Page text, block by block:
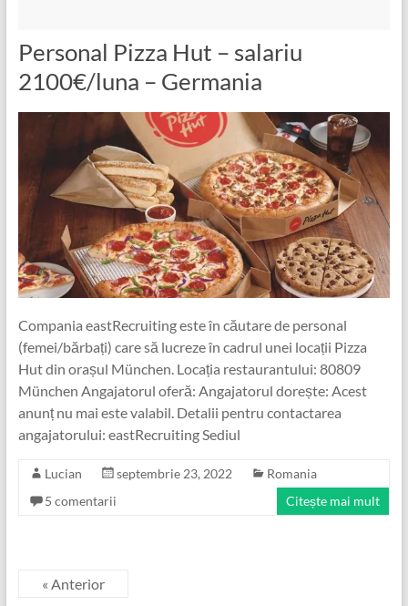
Personal Pizza Hut – salariu
2100€/luna – Germania
Compania eastRecruiting este în căutare de personal
(femei/bărbați) care să lucreze în cadrul unei locații Pizza
Hut din orașul München. Locația restaurantului: 80809
München Angajatorul oferă: Angajatorul dorește: Acest
anunț nu mai este valabil. Detalii pentru contactarea
angajatorului: eastRecruiting Sediul
Lucian septembrie 23, 2022
Romania
5 comentarii
Citește mai mult
« Anterior